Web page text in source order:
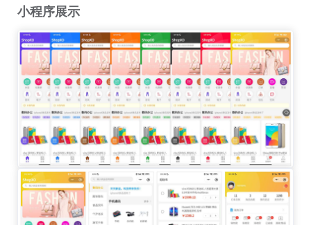
小程序展示